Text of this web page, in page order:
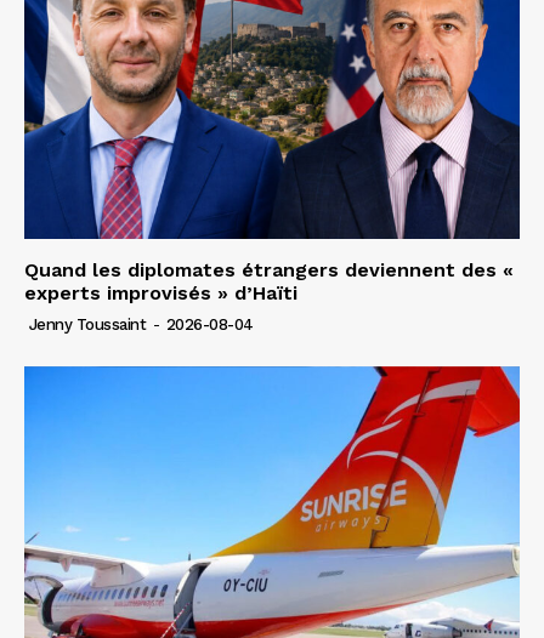
Quand les diplomates étrangers deviennent des «
experts improvisés » d’Haïti
Jenny Toussaint - 2026-08-04